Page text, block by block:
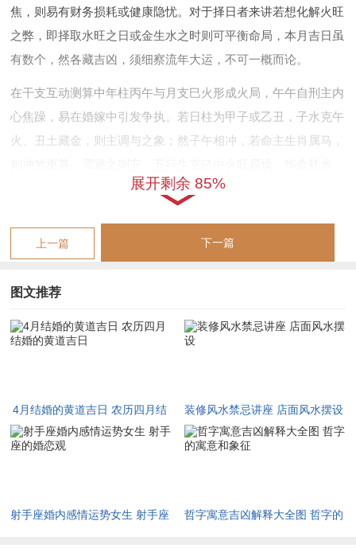
焦，则易有财务损耗或健康隐忧。对于择日者来讲若想化解火旺
之弊，即择取水旺之日或金生水之时则可平衡命局，本月吉日虽
有数个，然各藏吉凶，须细察流年大运，不可一概而论。
在干支互动测算中年柱丙午与月支巳火形成火局，午午自刑主内
心焦躁，易在婚嫁中引发争执。若日柱为甲子或乙丑，子水克午
火、丑土藏金，则主调与之象；然子午相冲，若命主生肖属马，
需庚辛金制衡或亥子水润泽，才能保夫妻与谐。
对于命局喜火者，此月吉日可增旺运势；然若命局忌火，则虽得
吉日亦多阻碍，常有命主于此年择日，若忽略年柱与日支之害，
势渐衰，若择日得当地支合化，如巳酉丑合金，则可化解燥热，
转凶为吉。
以下详列丙午年农历四月诸嫁娶良辰之精密数据，以干支神煞为
日期期历支
展开剩余 85%
上一篇 下一篇
图文推荐
4月结婚的黄道吉日 农历四月结
婚的黄道吉日
装修风水禁忌讲座 店面风水摆设
射手座婚内感情运势女生 射手座
哲字寓意吉凶解释大全图 哲字的